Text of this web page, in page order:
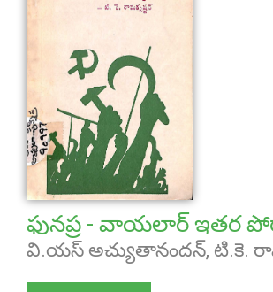
ఫునప్ర - వాయలార్ ఇతర
వి.యస్ అచ్యుతానందన్, టి.కె.